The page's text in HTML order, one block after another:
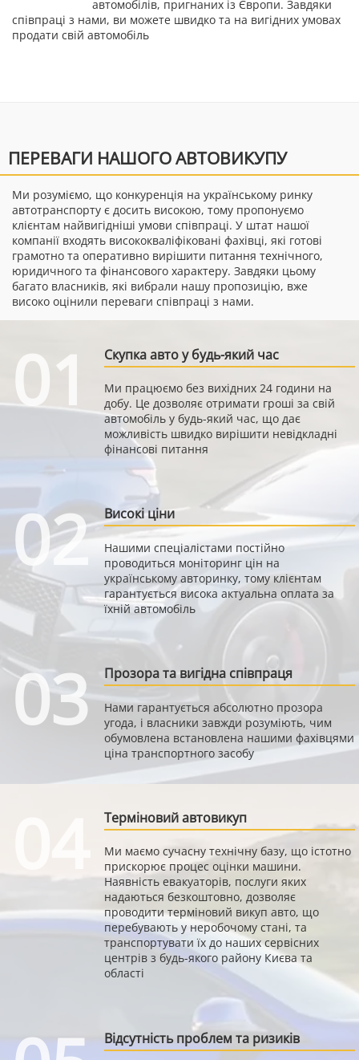
автомобілів, пригнаних із Європи. Завдяки
співпраці з нами, ви можете швидко та на вигідних умовах
продати свій автомобіль
ПЕРЕВАГИ НАШОГО АВТОВИКУПУ
Ми розуміємо, що конкуренція на українському ринку
автотранспорту є досить високою, тому пропонуємо
клієнтам найвигідніші умови співпраці. У штат нашої
компанії входять висококваліфіковані фахівці, які готові
грамотно та оперативно вирішити питання технічного,
юридичного та фінансового характеру. Завдяки цьому
багато власників, які вибрали нашу пропозицію, вже
високо оцінили переваги співпраці з нами.
01 Скупка авто у будь-який час
Ми працюємо без вихідних 24 години на
добу. Це дозволяє отримати гроші за свій
автомобіль у будь-який час, що дає
можливість швидко вирішити невідкладні
фінансові питання
02 Високі ціни
Нашими спеціалістами постійно
проводиться моніторинг цін на
українському авторинку, тому клієнтам
гарантується висока актуальна оплата за
їхній автомобіль
03 Прозора та вигідна співпраця
Нами гарантується абсолютно прозора
угода, і власники завжди розуміють, чим
обумовлена встановлена нашими фахівцями
ціна транспортного засобу
Терміновий автовикуп
Ми маємо сучасну технічну базу, що істотно
прискорює процес оцінки машини.
Наявність евакуаторів, послуги яких
надаються безкоштовно, дозволяє
проводити терміновий викуп авто, що
перебувають у неробочому стані, та
транспортувати їх до наших сервісних
центрів з будь-якого району Києва та
області
Відсутність проблем та ризиків